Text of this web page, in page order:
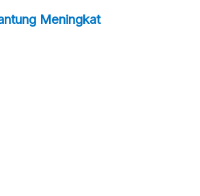
Meningkat